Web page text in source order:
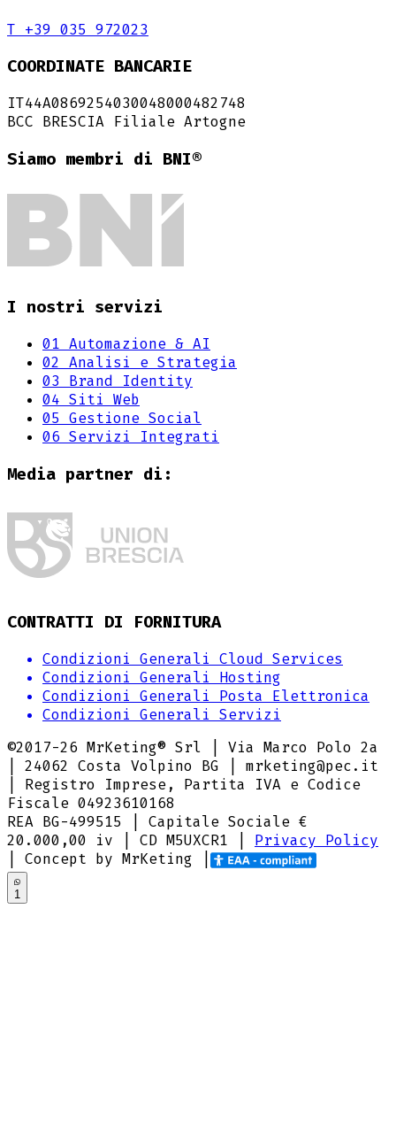
T +39 035 972023
COORDINATE BANCARIE
IT44A0869254030048000482748
BCC BRESCIA Filiale Artogne
Siamo membri di BNI®
I nostri servizi
01 Automazione & AI
02 Analisi e Strategia
03 Brand Identity
04 Siti Web
05 Gestione Social
06 Servizi Integrati
Media partner di:
CONTRATTI DI FORNITURA
Condizioni Generali Cloud Services
Condizioni Generali Hosting
Condizioni Generali Posta Elettronica
Condizioni Generali Servizi
©2017-26 MrKeting® Srl | Via Marco Polo 2a
| 24062 Costa Volpino BG | mrketing@pec.it
| Registro Imprese, Partita IVA e Codice
Fiscale 04923610168
REA BG-499515 | Capitale Sociale €
20.000,00 iv |
CD M5UXCR1
Privacy Policy
| Concept by MrKeting |
1